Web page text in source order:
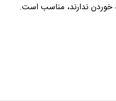
ندارند، مناسب است.